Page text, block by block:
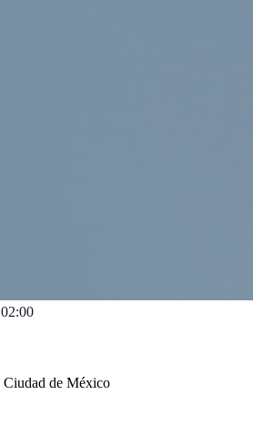
02:00
Ciudad de México